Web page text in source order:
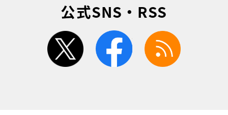
公式SNS・RSS
twitter facebook